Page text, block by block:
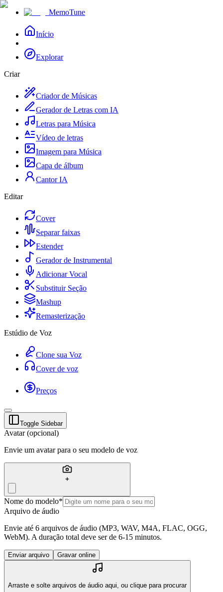
MemoTune
Início
Explorar
Criar
Criador de Músicas
Gerador de Letras com IA
Letras para Música
Vídeo de letras
Imagem para Música
Capa de álbum
Cantor IA
Editar
Cover
Separar faixas
Estender
Gerador de Instrumental
Adicionar Vocal
Substituir Seção
Mashup
Remasterização
Estúdio de Voz
Clone sua Voz
Cover de voz
Preços
Toggle Sidebar
Avatar (opcional)
Envie um avatar para o seu modelo de voz
Nome do modelo*
Arquivo de áudio
Envie até 6 arquivos de áudio (MP3, WAV, M4A, FLAC, OGG,
WebM). A duração total deve ser de 6-15 minutos.
Enviar arquivo Gravar online
Arraste e solte arquivos de áudio aqui, ou clique para procurar